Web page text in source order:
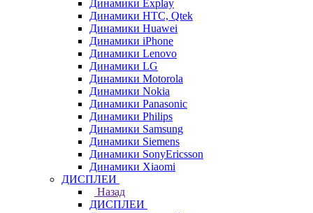
Динамики Explay
Динамики HTC, Qtek
Динамики Huawei
Динамики iPhone
Динамики Lenovo
Динамики LG
Динамики Motorola
Динамики Nokia
Динамики Panasonic
Динамики Philips
Динамики Samsung
Динамики Siemens
Динамики SonyEricsson
Динамики Xiaomi
ДИСПЛЕИ
Назад
ДИСПЛЕИ